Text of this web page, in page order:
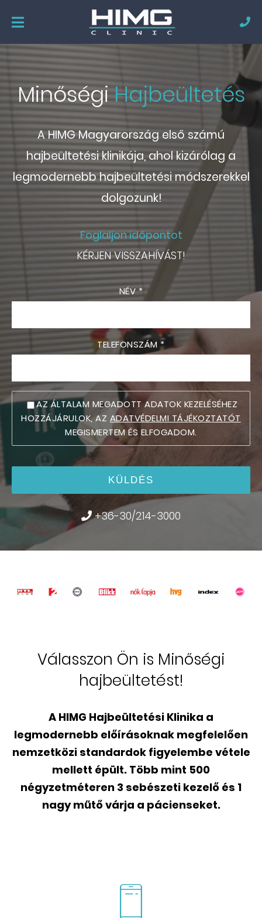
MinőségiHajbeültetés
A HIMG Magyarország első számú
hajbeültetési klinikája, ahol kizárólag a
legmodernebb hajbeültetési módszerekkel
dolgozunk!
Foglaljon időpontot
KÉRJEN VISSZAHÍVÁST!
NÉV *
TELEFONSZÁM *
AZ ÁLTALAM MEGADOTT ADATOK KEZELÉSÉHEZ
HOZZÁJÁRULOK, AZ ADATVÉDELMI TÁJÉKOZTATÓT
MEGISMERTEM ÉS ELFOGADOM.
+36-30/214-3000
Válasszon Ön is Minőségi
hajbeültetést!
A HIMG Hajbeültetési Klinika a
legmodernebb előírásoknak megfelelően
nemzetközi standardok figyelembe vétele
mellett épült. Több mint 500
négyzetméteren 3 sebészeti kezelő és 1
nagy műtő várja a pácienseket.